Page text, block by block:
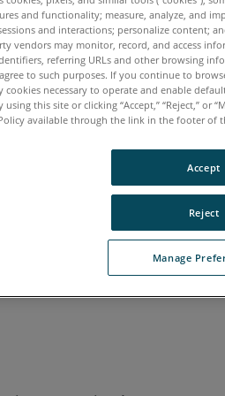
japonais portugais
and functionality; measure, analyze, and
and interactions; personalize content;
vendors may monitor, record, and access
referring URLs and other browsing
to such purposes. If you continue to
cookies necessary to operate and enable
using this site or clicking “Accept,” “Reject,” or
available through the link in the footer of
Manage
Reject
Accept